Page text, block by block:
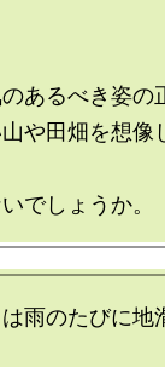
あるべき姿の
や田畑を想像
雨のたびに地